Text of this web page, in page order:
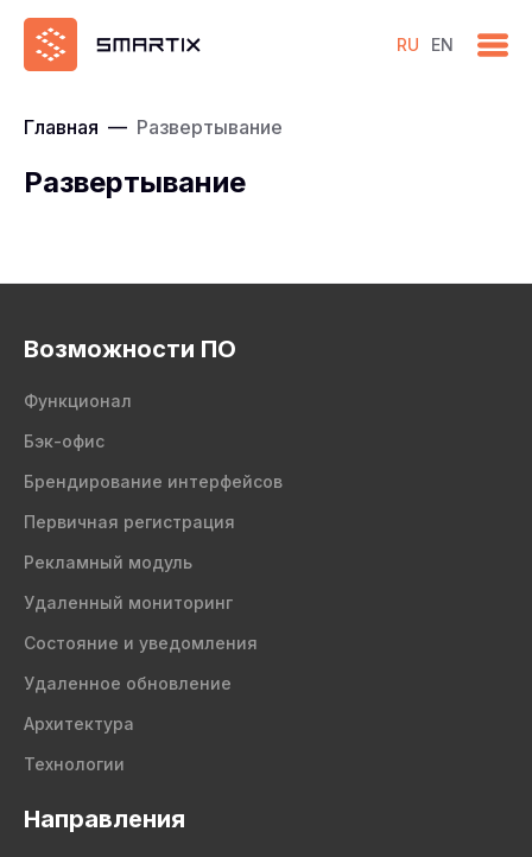
RU EN
Главная — Развертывание
Развертывание
Возможности ПО
Функционал
Бэк-офис
Брендирование интерфейсов
Первичная регистрация
Рекламный модуль
Удаленный мониторинг
Состояние и уведомления
Удаленное обновление
Архитектура
Технологии
Направления